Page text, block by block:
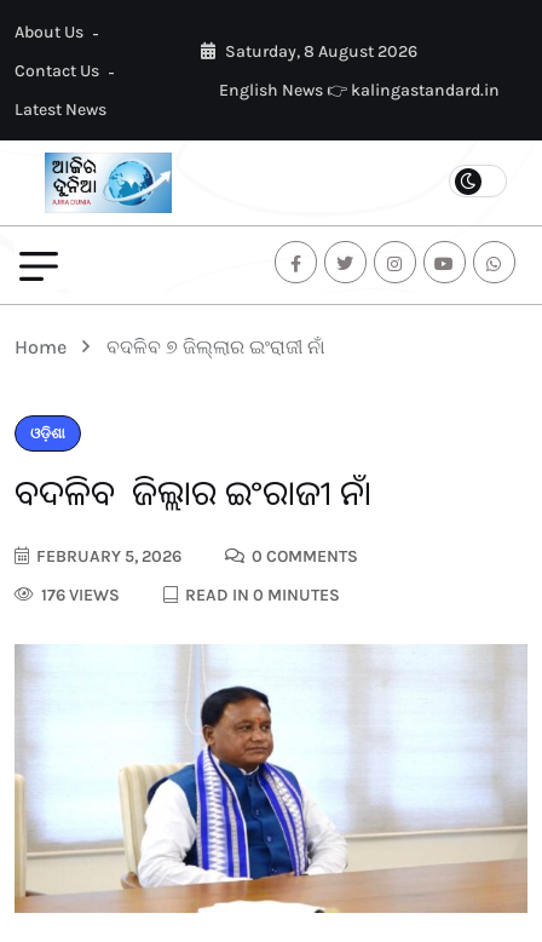
About Us
Contact Us
Latest News
Saturday, 8 August 2026
English News 👉 kalingastandard.in
Home ବଦଳିବ ୭ ଜିଲ୍ଲାର ଇଂରାଜୀ ନାଁ
ଓଡ଼ିଶା
ବଦଳିବ ୭ ଜିଲ୍ଲାର ଇଂରାଜୀ ନାଁ
FEBRUARY 5, 2026
0 COMMENTS
176 VIEWS
READ IN 0 MINUTES